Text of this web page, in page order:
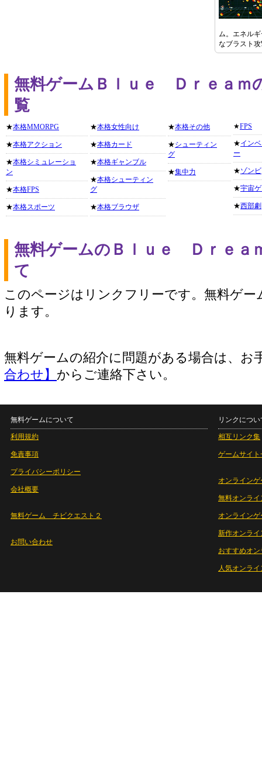
ム。エネル
なブラスト
無料ゲームＢｌｕｅ Ｄｒｅａｍ
覧
★本格MMORPG
★本格アクション
★本格シミュレーショ
ン
★本格FPS
★本格スポーツ
★本格女性向け
★本格カード
★本格ギャンブル
★本格シューティン
グ
★本格ブラウザ
★本格その他
★シューティン
グ
★集中力
★FPS
★イン
ー
★ゾンビ
★宇宙
★西部劇
無料ゲームのＢｌｕｅ Ｄｒｅａ
て
このページはリンクフリーです。無料ゲー
ります。
無料ゲームの紹介に問題がある場合は、お
合わせ】 からご連絡下さい。
無料ゲームについて
利用規約
免責事項
プライバシーポリシー
会社概要
無料ゲーム チビクエスト２
お問い合わせ
リンクについ
相互リンク集
ゲームサイト
オンラインゲ
無料オンライ
オンライン
新作オンライ
おすすめオ
人気オンラ